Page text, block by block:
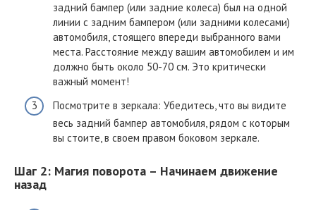
задний бампер (или задние колеса) был на одной
линии с задним бампером (или задними колесами)
автомобиля, стоящего впереди выбранного вами
места. Расстояние между вашим автомобилем и им
должно быть около 50-70 см. Это критически
важный момент!
Посмотрите в зеркала: Убедитесь, что вы видите
весь задний бампер автомобиля, рядом с которым
вы стоите, в своем правом боковом зеркале.
Шаг 2: Магия поворота – Начинаем движение
назад